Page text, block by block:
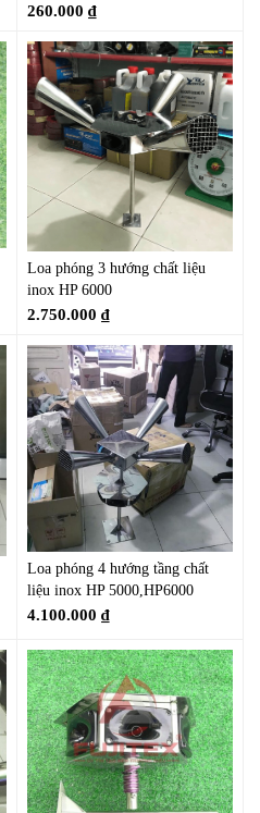
260.000 ₫
Loa phóng 3 hướng chất liệu
inox HP 6000
2.750.000 ₫
Loa phóng 4 hướng tầng chất
liệu inox HP 5000,HP6000
4.100.000 ₫